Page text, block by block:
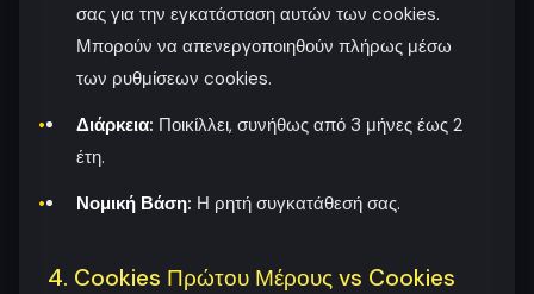
σας για την εγκατάσταση αυτών των cookies.
Μπορούν να απενεργοποιηθούν πλήρως μέσω
των ρυθμίσεων cookies.
Διάρκεια: Ποικίλλει, συνήθως από 3 μήνες έως 2
έτη.
Νομική Βάση: Η ρητή συγκατάθεσή σας.
4. Cookies Πρώτου Μέρους vs Cookies